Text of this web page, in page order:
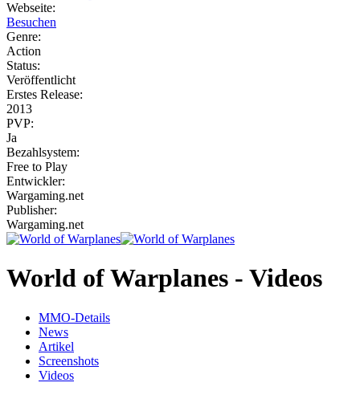
Webseite:
Besuchen
Genre:
Action
Status:
Veröffentlicht
Erstes Release:
2013
PVP:
Ja
Bezahlsystem:
Free to Play
Entwickler:
Wargaming.net
Publisher:
Wargaming.net
World of Warplanes - Videos
MMO-Details
News
Artikel
Screenshots
Videos